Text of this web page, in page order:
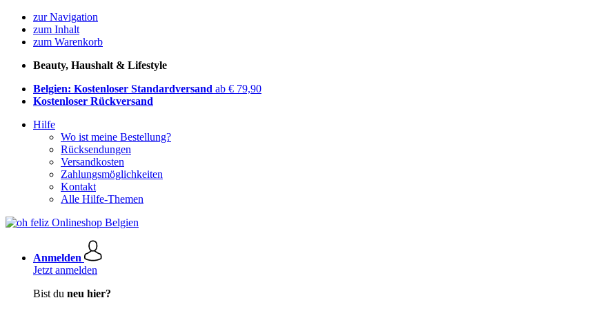
zur Navigation
zum Inhalt
zum Warenkorb
Beauty, Haushalt & Lifestyle
Belgien: Kostenloser Standardversand ab € 79,90
Kostenloser Rückversand
Hilfe
Wo ist meine Bestellung?
Rücksendungen
Versandkosten
Zahlungsmöglichkeiten
Kontakt
Alle Hilfe-Themen
Anmelden
Jetzt anmelden
Bist du neu hier?